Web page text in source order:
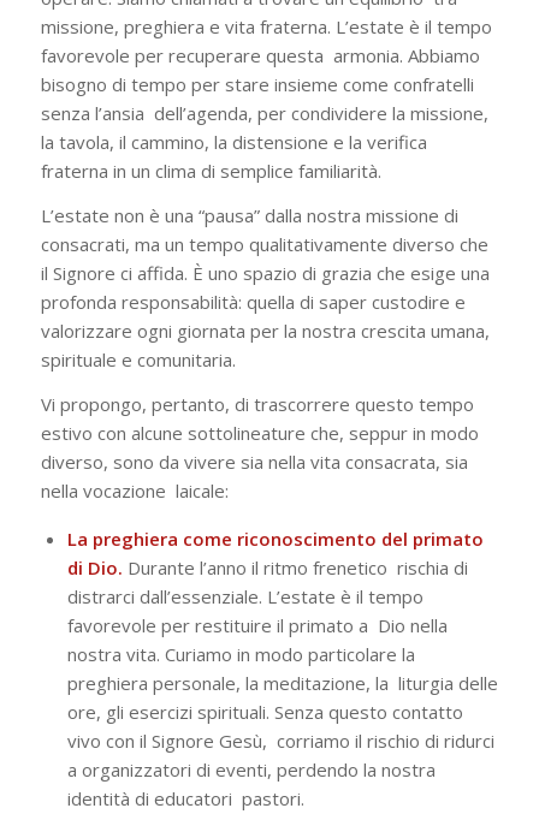
missione, preghiera e vita fraterna. L’estate è il tempo
favorevole per recuperare questa armonia. Abbiamo
bisogno di tempo per stare insieme come confratelli
senza l’ansia dell’agenda, per condividere la missione,
la tavola, il cammino, la distensione e la verifica
fraterna in un clima di semplice familiarità.
L’estate non è una “pausa” dalla nostra missione di
consacrati, ma un tempo qualitativamente diverso che
il Signore ci affida. È uno spazio di grazia che esige una
profonda responsabilità: quella di saper custodire e
valorizzare ogni giornata per la nostra crescita umana,
spirituale e comunitaria.
Vi propongo, pertanto, di trascorrere questo tempo
estivo con alcune sottolineature che, seppur in modo
diverso, sono da vivere sia nella vita consacrata, sia
nella vocazione laicale:
La preghiera come riconoscimento del primato
di Dio. Durante l’anno il ritmo frenetico rischia di
distrarci dall’essenziale. L’estate è il tempo
favorevole per restituire il primato a Dio nella
nostra vita. Curiamo in modo particolare la
preghiera personale, la meditazione, la liturgia delle
ore, gli esercizi spirituali. Senza questo contatto
vivo con il Signore Gesù, corriamo il rischio di ridurci
a organizzatori di eventi, perdendo la nostra
identità di educatori pastori.